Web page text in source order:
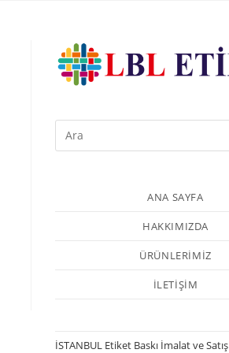
ANA SAYFA
HAKKIMIZDA
ÜRÜNLERİMİZ
İLETİŞİM
İSTANBUL Etiket Baskı İmalat ve Satış